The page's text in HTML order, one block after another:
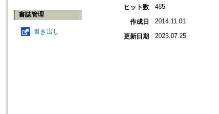
書誌管理
書き出し
ヒット数
485
作成日 2014.11.01
更新日期 2023.07.25